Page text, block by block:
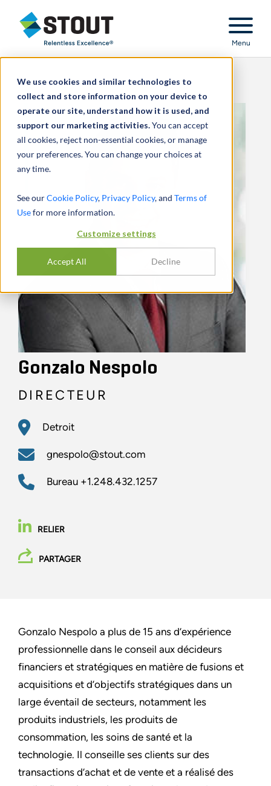
We use cookies and similar technologies to
collect and store information on your device to
operate our site, understand how it is used, and
support our marketing activities.You can accept
all cookies, reject non-essential cookies, or manage
your preferences. You can change your choices at
any time.
See ourCookie Policy, Privacy Policy, and Terms of
Usefor more information.
Customize settings
Accept All Decline
Stout Relentless Excellence
Menu
Gonzalo Nespolo
DIRECTEUR
Detroit
gnespolo@stout.com
Bureau +1.248.432.1257
RELIER
PARTAGER
Gonzalo Nespolo a plus de 15 ans d’expérience
professionnelle dans le conseil aux décideurs
financiers et stratégiques en matière de fusions et
acquisitions et d’objectifs stratégiques dans un
large éventail de secteurs, notamment les
produits industriels, les produits de
consommation, les soins de santé et la
technologie. Il conseille ses clients sur des
transactions d’achat et de vente et a réalisé des